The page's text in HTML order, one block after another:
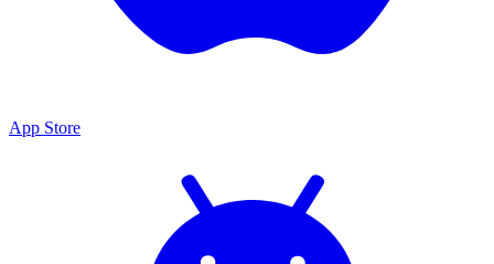
App Store